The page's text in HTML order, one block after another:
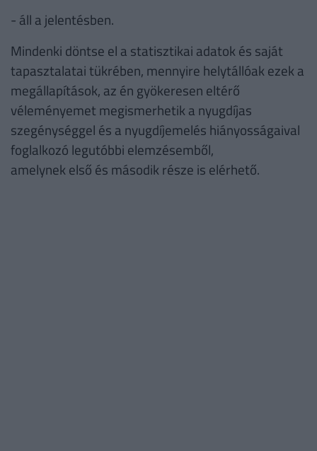
- áll a jelentésben.
Mindenki döntse el a statisztikai adatok és saját
tapasztalatai tükrében, mennyire helytállóak ezek a
megállapítások, az én gyökeresen eltérő
véleményemet megismerhetik a nyugdíjas
szegénységgel és a nyugdíjemelés hiányosságaival
foglalkozó legutóbbi elemzésemből,
amelynek első és második része is elérhető.